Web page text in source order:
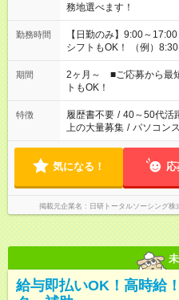
務地選べます！
勤務時間
【日勤のみ】9:00～17:00（休憩60分）
シフトもOK！ （例）
「家族とお休みを合わせ
など、あなたのご希望に沿
ーク希望の方へ 今ご覧の
のお仕事の勤務時間。 合
ません
期間
2ヶ月～ ■ご応募から最
トもOK！
特徴 履歴書不要 / 40～50代活
上の大量募集 / パソコン
気になる！ 応
掲載元企業名 日研トータルソーシング
給与即払いOK！高時給